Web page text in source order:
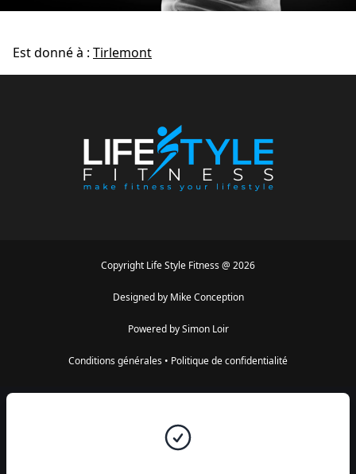
Est donné à : Tirlemont
Copyright Life Style Fitness @ 2026
Designed by Mike Conception
Powered by Simon Loir
Conditions générales • Politique de confidentialité